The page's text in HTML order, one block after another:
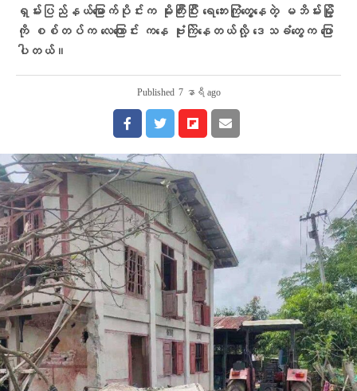
ရှမ်းပြည်နယ်မြောက်ပိုင်းက မိုးကြီးပြီး ရေဘေးကြုံတွေ့နေတဲ့ မဘိမ်းမြို့
ကို စစ်တပ်က လေကြောင်း ကနေ ဗုံးကြဲနေတယ်လို့ ဒေသခံတွေက ပြော
ပါတယ်။
Published 7 နာရီ ago